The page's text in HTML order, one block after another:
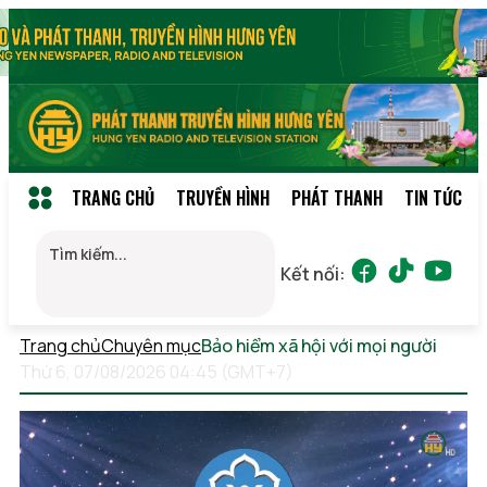
TRANG CHỦ TRUYỀN HÌNH PHÁT THANH TIN TỨC
Kết nối:
Trang chủChuyên mụcBảo hiểm xã hội với mọi người
Thứ 6, 07/08/2026 04:45 (GMT+7)